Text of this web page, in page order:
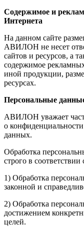
Содержимое и
Интернета
На данном сайте
АВИЛОН не несет
сайтов и ресурсов, а
содержимое
иной продукции,
ресурсах.
Персональные
АВИЛОН уважает
о
данных.
Обработка
строго в
1) Обработка
законной и
2) Обработка
достижением
целей.